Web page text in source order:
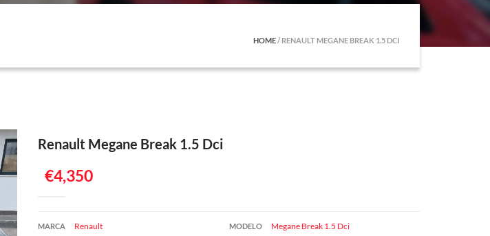
HOME/ RENAULT MEGANE BREAK 1.5 DCI
Renault Megane Break 1.5 Dci
€4,350
MARCA Renault MODELO Megane Break 1.5 Dci